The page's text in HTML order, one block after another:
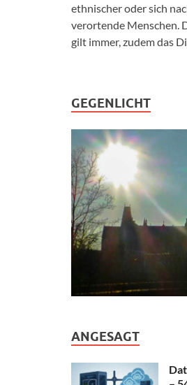
ethnischer oder sich
verortende Menschen.
gilt immer, zudem das
GEGENLICHT
ANGESAGT